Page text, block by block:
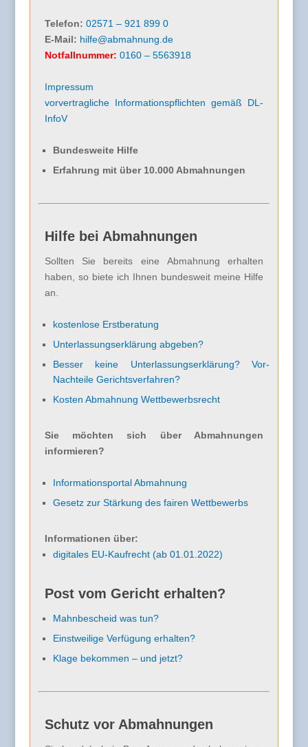
Telefon: 02571 – 921 899 0
E-Mail: hilfe@abmahnung.de
Notfallnummer: 0160 – 5563918
Impressum
vorvertragliche Informationspflichten gemäß DL-
InfoV
Bundesweite Hilfe
Erfahrung mit über 10.000 Abmahnungen
Hilfe bei Abmahnungen
Sollten Sie bereits eine Abmahnung erhalten
haben, so biete ich Ihnen bundesweit meine Hilfe
an.
kostenlose Erstberatung
Unterlassungserklärung abgeben?
Besser keine Unterlassungserklärung? Vor-
Nachteile Gerichtsverfahren?
Kosten Abmahnung Wettbewerbsrecht
Sie möchten sich über Abmahnungen
informieren?
Informationsportal Abmahnung
Gesetz zur Stärkung des fairen Wettbewerbs
Informationen über:
digitales EU-Kaufrecht (ab 01.01.2022)
Post vom Gericht erhalten?
Mahnbescheid was tun?
Einstweilige Verfügung erhalten?
Klage bekommen – und jetzt?
Schutz vor Abmahnungen